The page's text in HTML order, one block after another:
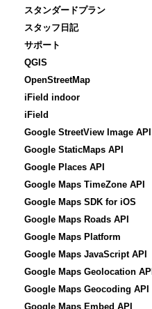
スタンダードプラン
スタッフ日記
サポート
QGIS
OpenStreetMap
iField indoor
iField
Google StreetView Image API
Google StaticMaps API
Google Places API
Google Maps TimeZone API
Google Maps SDK for iOS
Google Maps Roads API
Google Maps Platform
Google Maps JavaScript API
Google Maps Geolocation API
Google Maps Geocoding API
Google Maps Embed API